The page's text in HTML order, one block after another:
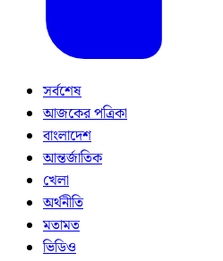
সর্বশেষ
আজকের পত্রিকা
বাংলাদেশ
আন্তর্জাতিক
খেলা
অর্থনীতি
মতামত
ভিডিও